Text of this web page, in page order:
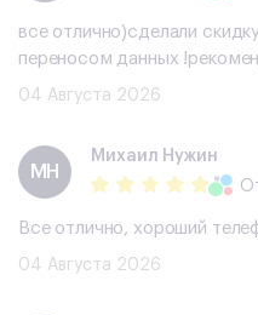
все отлично)сделали
переносом данных
04 Августа 2026
МН
Михаил Нужин
Все отлично, хороший
04 Августа 2026